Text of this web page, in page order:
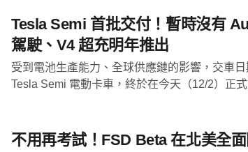
Tesla Semi 首批交付！暫時沒有
駕駛、V4 超充明年推出
受到電池生產能力、全球供應鏈的影響，交車
Tesla Semi 電動卡車，終於在今天（12/2）正
不用再考試！FSD Beta 在北美全